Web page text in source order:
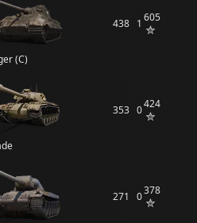
(C)
438 1 605
353 0424
271 0378